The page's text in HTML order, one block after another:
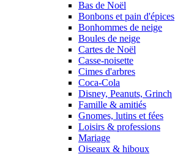
Bas de Noël
Bonbons et pain d'épices
Bonhommes de neige
Boules de neige
Cartes de Noël
Casse-noisette
Cimes d'arbres
Coca-Cola
Disney, Peanuts, Grinch
Famille & amitiés
Gnomes, lutins et fées
Loisirs & professions
Mariage
Oiseaux & hiboux